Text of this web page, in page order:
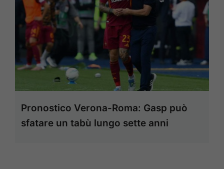
Pronostico Verona-Roma: Gasp può
sfatare un tabù lungo sette anni